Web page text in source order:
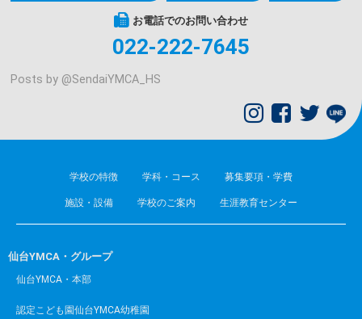
お電話でのお問い合わせ
022-222-7645
Posts by @SendaiYMCA_HS
学校の特徴 学科・コース 募集要項・学費
施設・設備 学校のご案内 生涯教育センター
仙台YMCA・グループ
仙台YMCA・本部
認定こども園仙台YMCA幼稚園